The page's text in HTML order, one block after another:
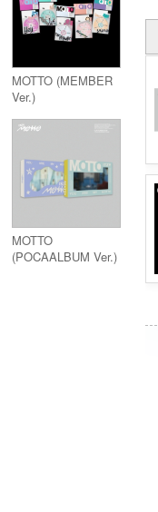
MOTTO (MEMBER
Ver.)
MOTTO
(POCAALBUM Ver.)